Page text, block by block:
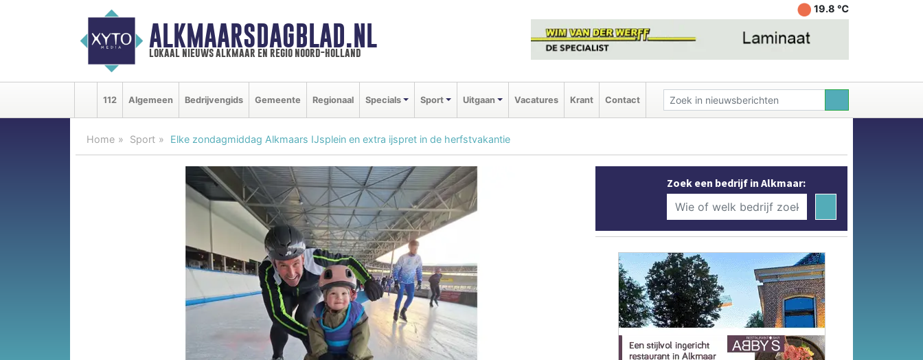
ALKMAARSDAGBLAD.NL
lokaal nieuws alkmaar en regio noord-holland
19.8 ℃
112 Algemeen Bedrijvengids Gemeente Regionaal Specials Sport Uitgaan Vacatures Krant Contact
Home Sport Elke zondagmiddag Alkmaars IJsplein en extra ijspret in de herfstvakantie
Zoek een bedrijf in Alkmaar: